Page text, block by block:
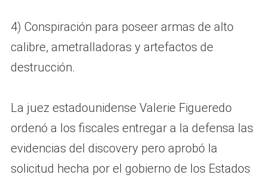
4) Conspiración para poseer armas de alto
calibre, ametralladoras y artefactos de
destrucción.
La juez estadounidense Valerie Figueredo
ordenó a los fiscales entregar a la defensa las
evidencias del discovery pero aprobó la
solicitud hecha por el gobierno de los Estados